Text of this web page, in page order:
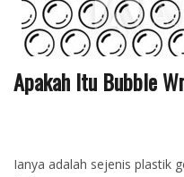
Apakah Itu Bubble
Ianya adalah sejenis plastik